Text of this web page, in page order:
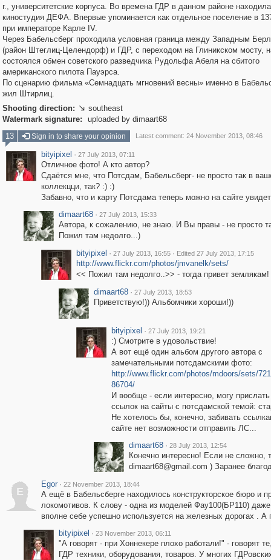
г., университетские корпуса. Во времена ГДР в данном районе
киностудия ДЕФА. Впервые упоминается как отдельное поселение в
при императоре Карле IV.
Через Бабельсберг проходила условная граница между Западным
(район Штеглиц-Целендорф) и ГДР, с переходом на Глиникском мосту,
состоялся обмен советского разведчика Рудольфа Абеля на сбитого
американского пилота Пауэрса.
По сценарию фильма «Семнадцать мгновений весны» именно в
жил Штирлиц.
Shooting direction:  southeast
Watermark signature:
uploaded by dimaart68
13
Sign in to share your opinion Latest comment: 24 November 2013, 08:46
bityipixel · 27 July 2013, 07:11
Отличное фото! А кто автор?
Сдаётся мне, что Потсдам, Бабельсберг- не просто так в
коллекцци, так? :) :)
Забавно, что и карту Потсдама теперь можно на сайте
dimaart68 · 27 July 2013, 15:33
Автора, к сожалению, не знаю. И Вы правы - не просто
Пожил там недолго...)
bityipixel · 27 July 2013, 16:55 · Edited 27 July 2013, 17:15
http://www.flickr.com/photos/jmvanelk/sets/
<< Пожил там недолго..>> - тогда привет землякам!
dimaart68 · 27 July 2013, 18:53
Приветствую!)) Альбомчики хороши!))
bityipixel · 27 July 2013, 19:21
:) Смотрите в удовольствие!
А вот ещё один альбом другого автора с
замечательными потсдамскими фото:
http://www.flickr.com/photos/mdoors/sets/
86704/
И вообще - если интересно, могу
ссылок на сайты с потсдамской темой:
Не хотелось бы, конечно, забивать
сайте нет возможности отправить ЛС...
dimaart68 · 28 July 2013, 12:54
Конечно интересно! Если не сложно,
dimaart68@gmail.com ) Заранее
E
Egor · 22 November 2013, 18:44
А ещё в Бабельсберге находилось конструкторское бюро и
локомотивов. К слову - одна из моделей Фау100(БР110)
вполне себе успешно используется на железных дорогах . А
bityipixel · 23 November 2013, 06:11
"А говорят - при Хоннекере плохо работали!" - говорят
ГДР техники, оборудования, товаров. У многих